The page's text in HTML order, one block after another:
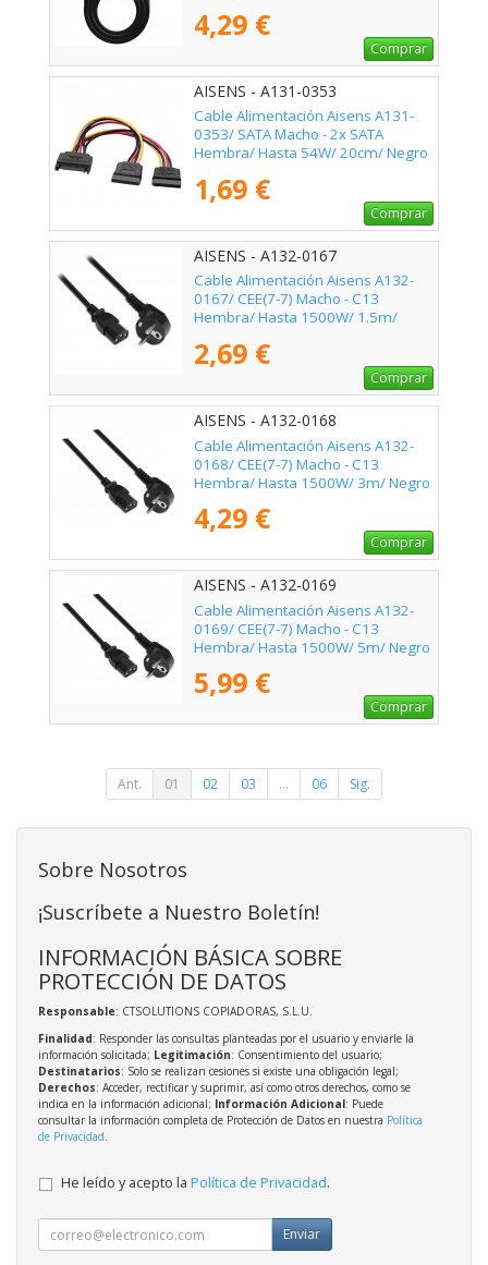
4,29 €
Comprar
AISENS - A131-0353
Cable Alimentación Aisens A131-
0353/ SATA Macho - 2x SATA
Hembra/ Hasta 54W/ 20cm/ Negro
1,69 €
Comprar
AISENS - A132-0167
Cable Alimentación Aisens A132-
0167/ CEE(7-7) Macho - C13
Hembra/ Hasta 1500W/ 1.5m/
2,69 €
Comprar
AISENS - A132-0168
Cable Alimentación Aisens A132-
0168/ CEE(7-7) Macho - C13
Hembra/ Hasta 1500W/ 3m/ Negro
4,29 €
Comprar
AISENS - A132-0169
Cable Alimentación Aisens A132-
0169/ CEE(7-7) Macho - C13
Hembra/ Hasta 1500W/ 5m/ Negro
5,99 €
Comprar
Ant. 01 02 03 ... 06 Sig.
Sobre Nosotros
¡Suscríbete a Nuestro Boletín!
INFORMACIÓN BÁSICA SOBRE
PROTECCIÓN DE DATOS
Responsable: CTSOLUTIONS COPIADORAS, S.L.U.
Finalidad: Responder las consultas planteadas por el usuario y enviarle la
información solicitada; Legitimación: Consentimiento del usuario;
Destinatarios: Solo se realizan cesiones si existe una obligación legal;
Derechos: Acceder, rectificar y suprimir, así como otros derechos, como se
indica en la información adicional; Información Adicional: Puede
consultar la información completa de Protección de Datos en nuestra Política
de Privacidad.
He leído y acepto la Política de Privacidad.
Enviar